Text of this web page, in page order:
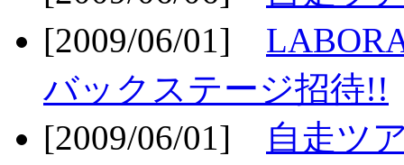
[2009/06/01]
バックステージ招待!!
[2009/06/01]
自走ツ